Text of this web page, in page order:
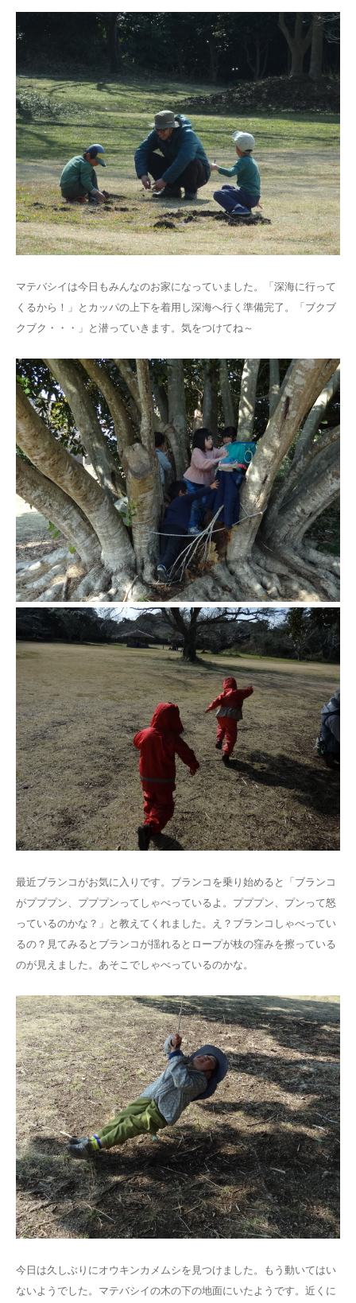
マテバシイは今日もみんなのお家になっていました。「深海に行って
くるから！」とカッパの上下を着用し深海へ行く準備完了。「ブクブ
クブク・・・」と潜っていきます。気をつけてね～
最近ブランコがお気に入りです。ブランコを乗り始めると「ブランコ
がプププン、プププンってしゃべっているよ。プププン、プンって怒
っているのかな？」と教えてくれました。え？ブランコしゃべってい
るの？見てみるとブランコが揺れるとロープが枝の窪みを擦っている
のが見えました。あそこでしゃべっているのかな。
今日は久しぶりにオウキンカメムシを見つけました。もう動いてはい
ないようでした。マテバシイの木の下の地面にいたようです。近くに